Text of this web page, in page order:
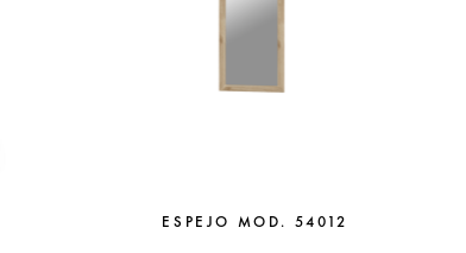
ESPEJO MOD. 54012